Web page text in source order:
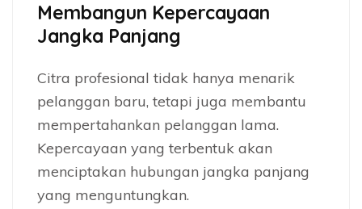
Membangun Kepercayaan
Jangka Panjang
Citra profesional tidak hanya menarik
pelanggan baru, tetapi juga membantu
mempertahankan pelanggan lama.
Kepercayaan yang terbentuk akan
menciptakan hubungan jangka panjang
yang menguntungkan.